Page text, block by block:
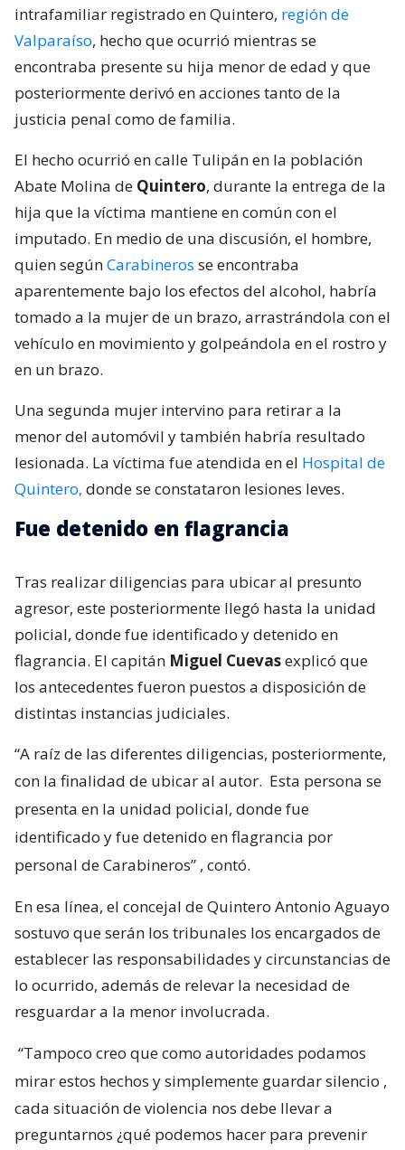
intrafamiliar registrado en Quintero, región de
Valparaíso, hecho que ocurrió mientras se
encontraba presente su hija menor de edad y que
posteriormente derivó en acciones tanto de la
justicia penal como de familia.
El hecho ocurrió en calle Tulipán en la población
Abate Molina de Quintero, durante la entrega de la
hija que la víctima mantiene en común con el
imputado. En medio de una discusión, el hombre,
quien segúnCarabineros se encontraba
aparentemente bajo los efectos del alcohol, habría
tomado a la mujer de un brazo, arrastrándola con el
vehículo en movimiento y golpeándola en el rostro y
en un brazo.
Una segunda mujer intervino para retirar a la
menor del automóvil y también habría resultado
lesionada. La víctima fue atendida en el Hospital de
Quintero, donde se constataron lesiones leves.
Fue detenido en flagrancia
Tras realizar diligencias para ubicar al presunto
agresor, este posteriormente llegó hasta la unidad
policial, donde fue identificado y detenido en
flagrancia. El capitán Miguel Cuevasexplicó que
los antecedentes fueron puestos a disposición de
distintas instancias judiciales.
“A raíz de las diferentes diligencias, posteriormente,
con la finalidad de ubicar al autor. Esta persona se
presenta en la unidad policial, donde fue
identificado y fue detenido en flagrancia por
personal de Carabineros” , contó.
En esa línea, el concejal de Quintero Antonio Aguayo
sostuvo que serán los tribunales los encargados de
establecer las responsabilidades y circunstancias de
lo ocurrido, además de relevar la necesidad de
resguardar a la menor involucrada.
“Tampoco creo que como autoridades podamos
mirar estos hechos y simplemente guardar silencio ,
cada situación de violencia nos debe llevar a
preguntarnos ¿qué podemos hacer para prevenir